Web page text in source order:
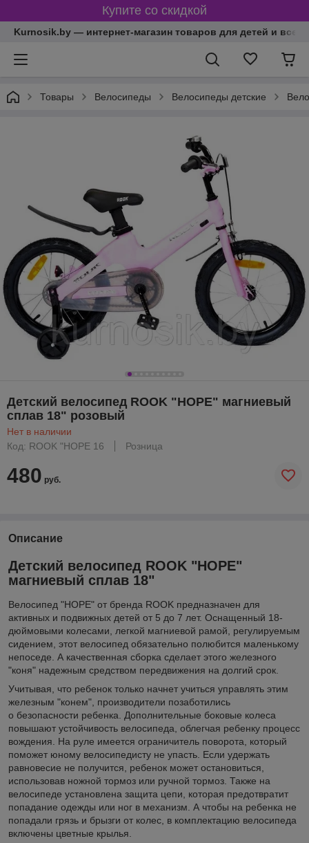
Купите со скидкой
Kurnosik.by — интернет-магазин товаров для детей и всей
Товары Велосипеды Велосипеды детские
Детский велосипед ROOK "HOPE" магниевый
сплав 18" розовый
Нет в наличии
Код: ROOK "HOPE 16
Розница
480 руб.
Описание
Детский велосипед ROOK "HOPE"
магниевый сплав 18"
Велосипед "HOPE" от бренда ROOK предназначен для
активных и подвижных детей от 5 до 7 лет. Оснащенный 18-
дюймовыми колесами, легкой магниевой рамой, регулируемым
сидением, этот велосипед обязательно полюбится маленькому
непоседе. А качественная сборка сделает этого железного
"коня" надежным средством передвижения на долгий срок.
Учитывая, что ребенок только начнет учиться управлять этим
железным "конем", производители позаботились
о безопасности ребенка. Дополнительные боковые колеса
повышают устойчивость велосипеда, облегчая ребенку процесс
вождения. На руле имеется ограничитель поворота, который
поможет юному велосипедисту не упасть. Если удержать
равновесие не получится, ребенок может остановиться,
использовав ножной тормоз или ручной тормоз. Также на
велосипеде установлена защита цепи, которая предотвратит
попадание одежды или ног в механизм. А чтобы на ребенка не
попадали грязь и брызги от колес, в комплектацию велосипеда
включены цветные крылья.